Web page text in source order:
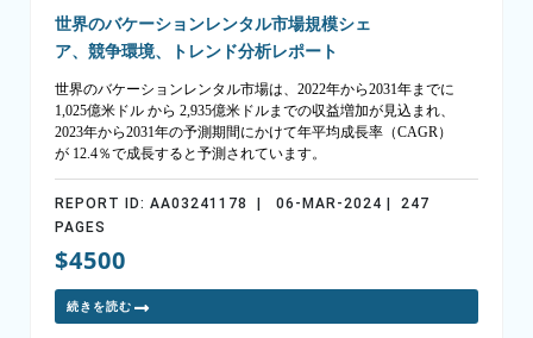
世界のバケーションレンタル市場規模シェ
ア、競争環境、トレンド分析レポート
世界のバケーションレンタル市場は、2022年から2031年までに
1,025億米ドル から 2,935億米ドルまでの収益増加が見込まれ、
2023年から2031年の予測期間にかけて年平均成長率（CAGR）
が 12.4％で成長すると予測されています。
REPORT ID: AA03241178 | 06-MAR-2024 | 247
PAGES
$4500
続きを読む